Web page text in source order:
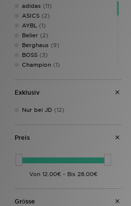
adidas (11)
ASICS (2)
AYBL (1)
Belier (2)
Berghaus (9)
BOSS (3)
Champion (1)
EA7 Emporio Armani
Fred Perry (1)
Hoodrich(12)
Lorenzo
McKenzie(12)
MONTIREX(3)
New Era
Exklusiv
Nur bei JD (12)
Preis
Grӧsse